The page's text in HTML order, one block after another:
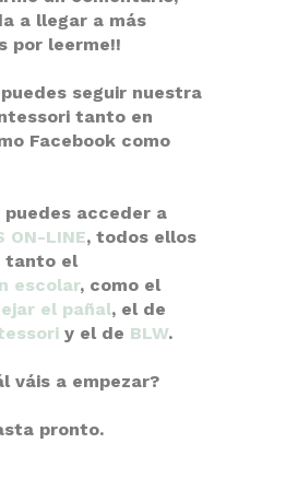
a llegar a más
por leerme!!
seguir nuestra
tanto en
Facebook como
puedes acceder a
ON-LINE, todos ellos
tanto el
escolar, como el
el pañal, el de
y el de BLW.
váis a empezar?
pronto.